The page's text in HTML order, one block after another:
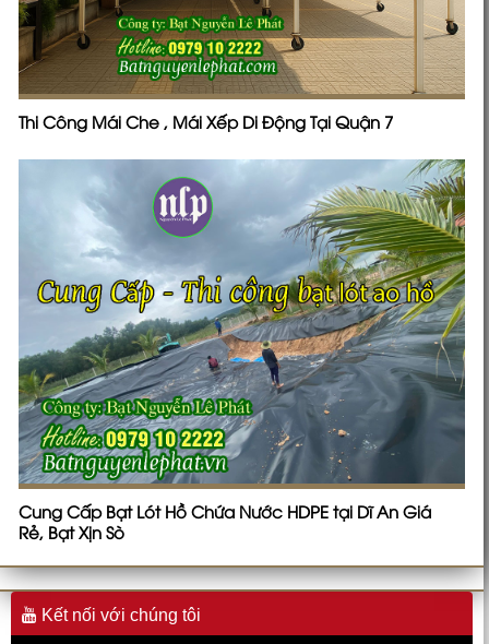
Thi Công Mái Che , Mái Xếp Di Động Tại Quận 7
Cung Cấp Bạt Lót Hồ Chứa Nước HDPE tại Dĩ An Giá
Rẻ, Bạt Xịn Sò
Kết nối với chúng tôi